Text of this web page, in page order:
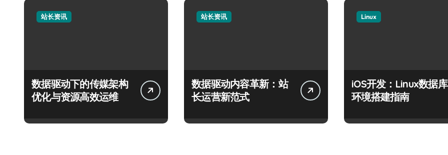
站长资讯
数据驱动下的传媒架构
优化与资源高效运维
站长资讯
数据驱动内容革新：站
长运营新范式
Linux
iOS开发：Linux数据库
环境搭建指南